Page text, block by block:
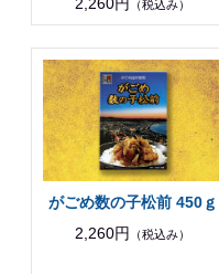
（税込み）
がごめ数の子松前 450ｇ
2,260円
（税込み）